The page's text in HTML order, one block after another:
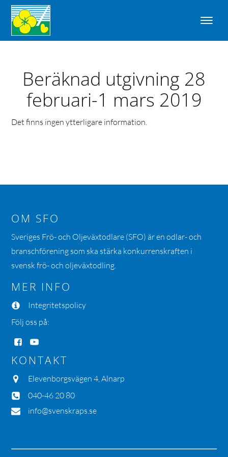
Beräknad utgivning 28
februari-1 mars 2019
Det finns ingen ytterligare information.
OM SFO
Sveriges Frö- och Oljeväxtodlare (SFO) är en odlar- och
branschförening som ska stärka konkurrenskraften i
svensk frö- och oljeväxtodling.
MER INFO
Integritetspolicy
Följ oss på:
KONTAKT
Elevenborgsvägen 4, Alnarp
040-46 20 80
info@svenskraps.se